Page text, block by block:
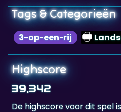
Tags & Categorieën
3-op-een-rij
Highscore
39,342
De highscore voor dit spel